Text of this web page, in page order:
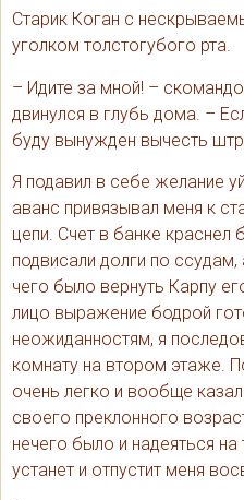
Старик Коган с
уголком толстогубого рта.
– Идите за мной! –
двинулся в глубь дома. –
буду вынужден вычесть
Я подавил в себе желание
аванс привязывал меня к
цепи. Счет в банке
подвисали долги по
чего было вернуть Карпу
лицо выражение бодрой
неожиданностям, я
комнату на втором этаже.
очень легко и вообще
своего преклонного
нечего было и надеяться
устанет и отпустит меня